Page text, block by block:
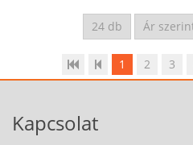
1 2 3
Kapcsolat